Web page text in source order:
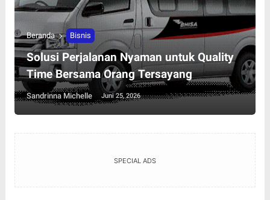
Beranda Bisnis
Solusi Perjalanan Nyaman untuk Quality
Time Bersama Orang Tersayang
Sandrinna Michelle Juni 25, 2026
SPECIAL ADS